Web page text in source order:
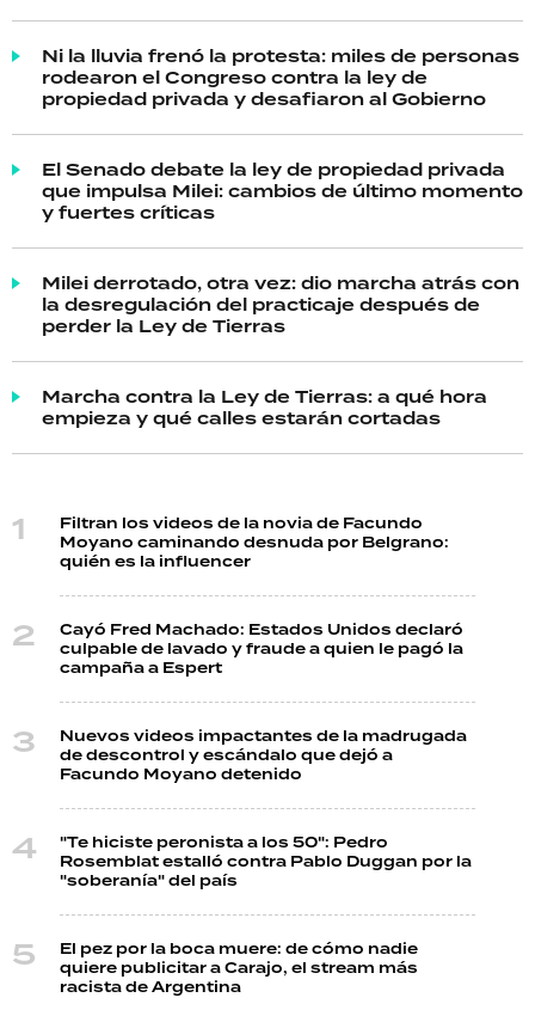
Ni la lluvia frenó la protesta: miles de personas
rodearon el Congreso contra la ley de
propiedad privada y desafiaron al Gobierno
El Senado debate la ley de propiedad privada
que impulsa Milei: cambios de último momento
y fuertes críticas
Milei derrotado, otra vez: dio marcha atrás con
la desregulación del practicaje después de
perder la Ley de Tierras
Marcha contra la Ley de Tierras: a qué hora
empieza y qué calles estarán cortadas
Filtran los videos de la novia de Facundo
Moyano caminando desnuda por Belgrano:
quién es la influencer
Cayó Fred Machado: Estados Unidos declaró
culpable de lavado y fraude a quien le pagó la
campaña a Espert
Nuevos videos impactantes de la madrugada
de descontrol y escándalo que dejó a
Facundo Moyano detenido
"Te hiciste peronista a los 50": Pedro
Rosemblat estalló contra Pablo Duggan por la
"soberanía" del país
El pez por la boca muere: de cómo nadie
quiere publicitar a Carajo, el stream más
racista de Argentina